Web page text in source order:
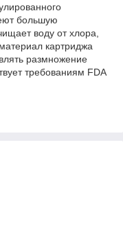
большую
воду от хлора,
картриджа
размножение
требованиям FDA